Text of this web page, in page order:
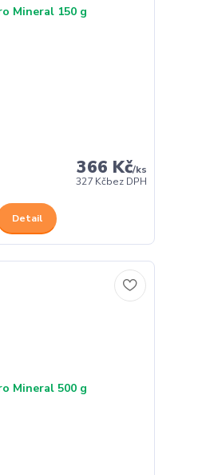
366 Kč/ks
327 Kčbez DPH
Detail